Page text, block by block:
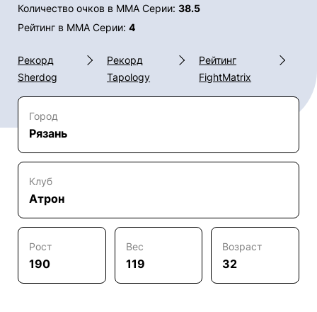
Количество очков в ММА Серии: 38.5
Рейтинг в ММА Серии: 4
Рекорд
Sherdog
Рекорд
Tapology
Рейтинг
FightMatrix
Город
Рязань
Клуб
Атрон
Рост
190
Вес
119
Возраст
32